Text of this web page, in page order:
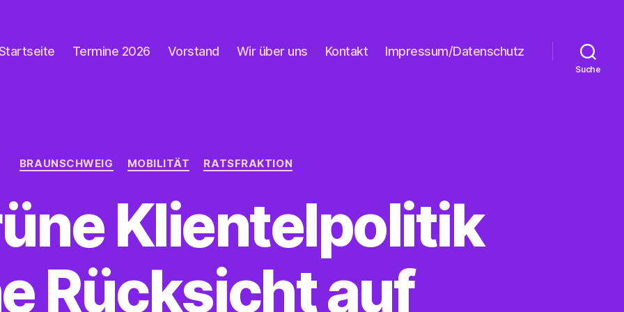
Termine 2026 Vorstand Wir über uns Kontakt Impressum/Datenschutz
Suche
Kategorien
BRAUNSCHWEIG MOBILITÄT RATSFRAKTION
Klientelpolitik
Rücksicht auf